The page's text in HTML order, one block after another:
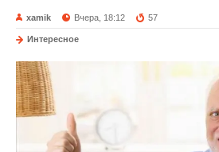
xamik Вчера, 18:12 57
Интересное